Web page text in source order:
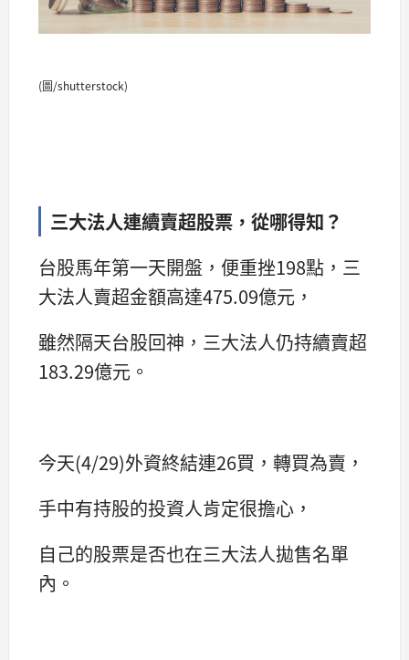
(圖/shutterstock)
三大法人連續賣超股票，從哪得知？
台股馬年第一天開盤，便重挫198點，三
大法人賣超金額高達475.09億元，
雖然隔天台股回神，三大法人仍持續賣超
183.29億元。
今天(4/29)外資終結連26買，轉買為賣，
手中有持股的投資人肯定很擔心，
自己的股票是否也在三大法人拋售名單
內。